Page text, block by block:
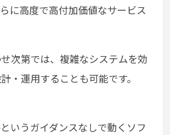
に高度で高付加価値なサービス
次第では、複雑なシステムを効
・運用することも可能です。
いうガイダンスなしで動くソフ